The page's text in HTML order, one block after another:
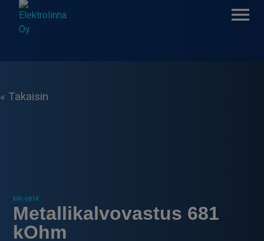
content
« Takaisin
MK-681K
Metallikalvovastus 681
kOhm